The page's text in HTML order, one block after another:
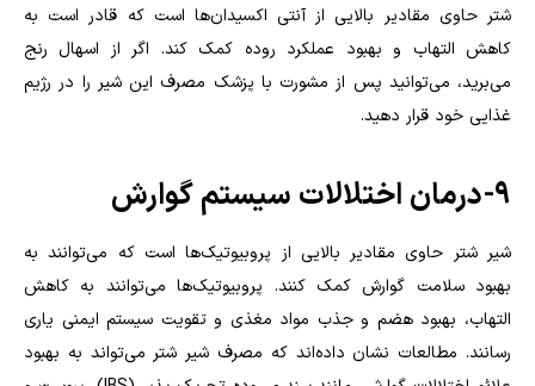
شتر حاوی مقادیر بالایی از آنتی اکسیدان‌ها است که قادر است به
کاهش التهاب و بهبود عملکرد روده کمک کند. اگر از اسهال رنج
می‌برید، می‌توانید پس از مشورت با پزشک مصرف این شیر را در رژیم
غذایی خود قرار دهید.
۹- درمان اختلالات سیستم گوارش
شیر شتر حاوی مقادیر بالایی از پروبیوتیک‌ها است که می‌توانند به
بهبود سلامت گوارش کمک کنند. پروبیوتیک‌ها می‌توانند به کاهش
التهاب، بهبود هضم و جذب مواد مغذی و تقویت سیستم ایمنی یاری
رسانند. مطالعات نشان داده‌اند که مصرف شیر شتر می‌تواند به بهبود